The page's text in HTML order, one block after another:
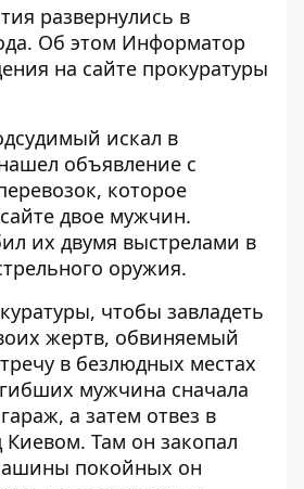
развернулись в
Об этом Информатор
на сайте прокуратуры
искал в
объявление с
которое
двое мужчин.
их двумя выстрелами в
оружия.
чтобы завладеть
жертв, обвиняемый
в безлюдных местах
мужчина сначала
а затем отвез в
Киевом. Там он закопал
покойных он